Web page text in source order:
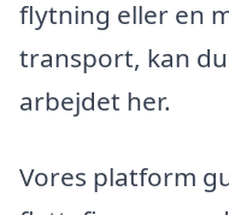
flytning eller en
transport, kan
arbejdet her.
Vores platform